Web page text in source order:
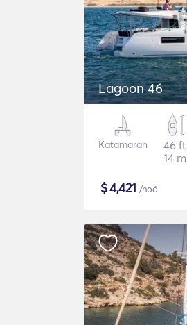
Lagoon 46
Katamaran
46 ft
14 m
$4,421 /noč